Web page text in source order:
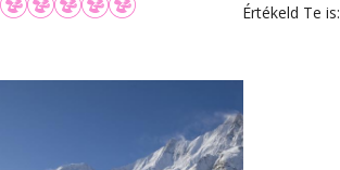
Értékeld Te is: